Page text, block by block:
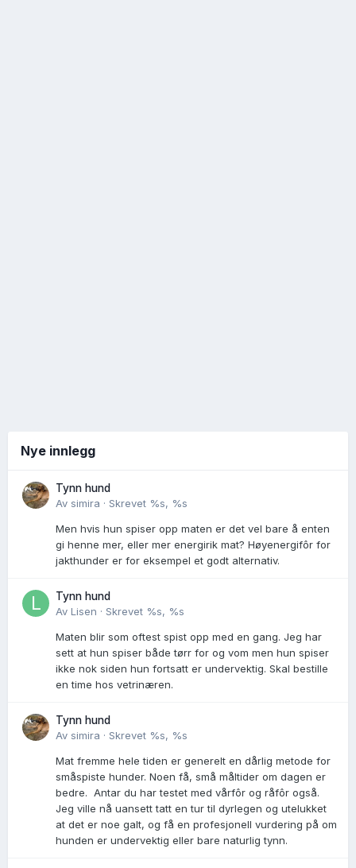
Nye innlegg
Tynn hund
Av simira · Skrevet %s, %s
Men hvis hun spiser opp maten er det vel bare å enten
gi henne mer, eller mer energirik mat? Høyenergifôr for
jakthunder er for eksempel et godt alternativ.
Tynn hund
Av Lisen · Skrevet %s, %s
Maten blir som oftest spist opp med en gang. Jeg har
sett at hun spiser både tørr for og vom men hun spiser
ikke nok siden hun fortsatt er undervektig. Skal bestille
en time hos vetrinæren.
Tynn hund
Av simira · Skrevet %s, %s
Mat fremme hele tiden er generelt en dårlig metode for
småspiste hunder. Noen få, små måltider om dagen er
bedre. Antar du har testet med vårfôr og råfôr også.
Jeg ville nå uansett tatt en tur til dyrlegen og utelukket
at det er noe galt, og få en profesjonell vurdering på om
hunden er undervektig eller bare naturlig tynn.